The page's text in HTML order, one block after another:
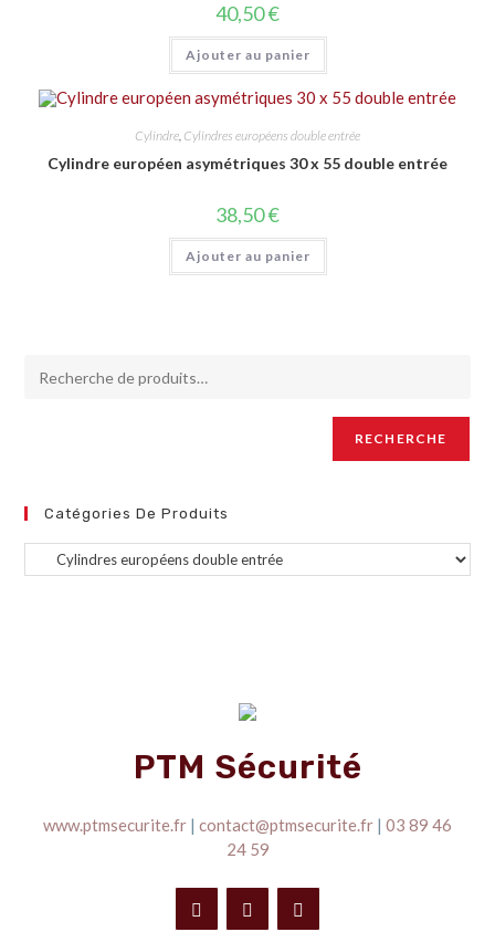
40,50€
Ajouter au panier
Cylindre Cylindres européens double entrée
Cylindre européen asymétriques 30 x 55 double entrée
38,50€
Ajouter au panier
RECHERCHE
Catégories De Produits
PTM Sécurité
www.ptmsecurite.fr | contact@ptmsecurite.fr | 03 89 46
24 59